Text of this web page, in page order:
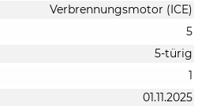
Verbrennungsmotor (ICE)
5
5-türig
1
01.11.2025